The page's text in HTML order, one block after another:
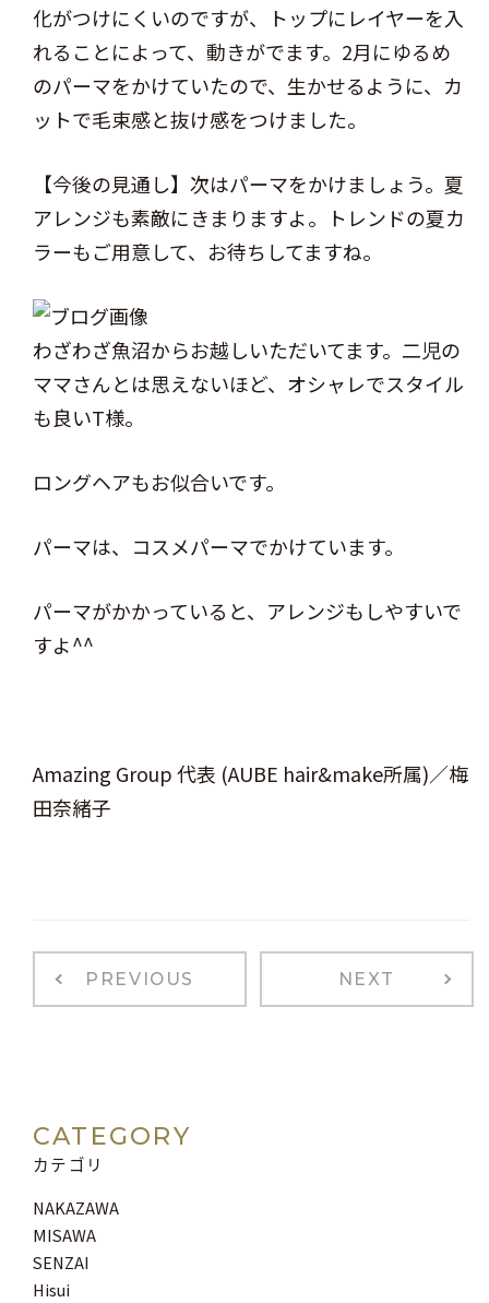
化がつけにくいのですが、トップにレイヤーを入
れることによって、動きがでます。2月にゆるめ
のパーマをかけていたので、生かせるように、カ
ットで毛束感と抜け感をつけました。
【今後の見通し】次はパーマをかけましょう。夏
アレンジも素敵にきまりますよ。トレンドの夏カ
ラーもご用意して、お待ちしてますね。
わざわざ魚沼からお越しいただいてます。二児の
ママさんとは思えないほど、オシャレでスタイル
も良いT様。
ロングヘアもお似合いです。
パーマは、コスメパーマでかけています。
パーマがかかっていると、アレンジもしやすいで
すよ^^
Amazing Group 代表 (AUBE hair&make所属)／梅
田奈緒子
PREVIOUS NEXT
CATEGORY
カテゴリ
NAKAZAWA
MISAWA
SENZAI
Hisui